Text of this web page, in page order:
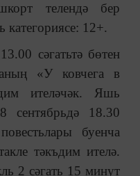
телендә бер
категориясе: 12+.
сәгатьтә бөтен
«У ковчега в
ителәчәк. Яшь
сентябрьдә 18.30
буенча
тәкъдим ителә.
2 сәгать 15 минут